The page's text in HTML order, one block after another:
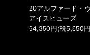
20アルファード
アイスヒューズ
64,350円(税5,850